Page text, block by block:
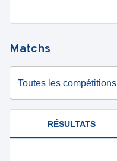
Matchs
Toutes les compétitions
RÉSULTATS